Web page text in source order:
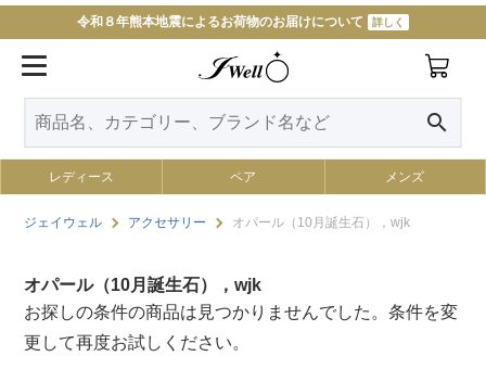
令和８年熊本地震によるお荷物のお届けについて 詳しく
search
レディース ペア メンズ
ジェイウェル アクセサリー オパール（10月誕生石），wjk
オパール（10月誕生石），wjk
お探しの条件の商品は見つかりませんでした。条件を変
更して再度お試しください。